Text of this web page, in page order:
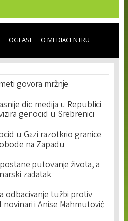
OGLASI O MEDIACENTRU
govora mržnje
dio medija u Republici
genocid u Srebrenici
u Gazi razotkrio granice
na Zapadu
putovanje života, a
zadatak
odbacivanje tužbi protiv
novinari i Anise Mahmutović